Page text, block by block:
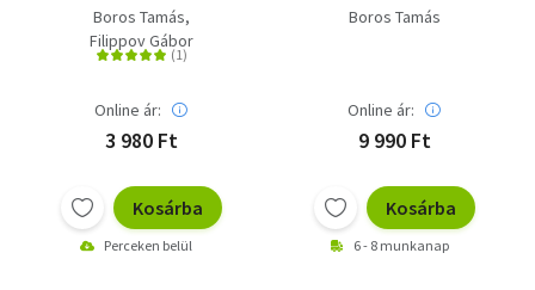
Boros Tamás
Filippov Gábor
Online ár:
3 980 Ft
Kosárba
Perceken belül
törekvésekről a
(Konstantinápoly-
egyezmény, 1915 ;
Német-orosz
Saját képpel
Boros Tamás
Online ár:
9 990 Ft
Kosárba
6 - 8 munkanap